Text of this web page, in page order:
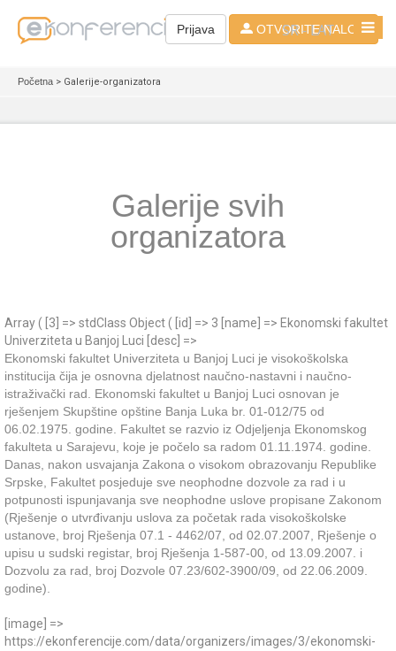
Prijava OTVORITE NALOG
SR - LAT
Početna > Galerije-organizatora
Galerije svih
organizatora
Array ( [3] => stdClass Object ( [id] => 3 [name] => Ekonomski fakultet
Univerziteta u Banjoj Luci [desc] =>
Ekonomski fakultet Univerziteta u Banjoj Luci je visokoškolska
institucija čija je osnovna djelatnost naučno-nastavni i naučno-
istraživački rad. Ekonomski fakultet u Banjoj Luci osnovan je
rješenjem Skupštine opštine Banja Luka br. 01-012/75 od
06.02.1975. godine. Fakultet se razvio iz Odjeljenja Ekonomskog
fakulteta u Sarajevu, koje je počelo sa radom 01.11.1974. godine.
Danas, nakon usvajanja Zakona o visokom obrazovanju Republike
Srpske, Fakultet posjeduje sve neophodne dozvole za rad i u
potpunosti ispunjavanja sve neophodne uslove propisane Zakonom
(Rješenje o utvrđivanju uslova za početak rada visokoškolske
ustanove, broj Rješenja 07.1 - 4462/07, od 02.07.2007, Rješenje o
upisu u sudski registar, broj Rješenja 1-587-00, od 13.09.2007. i
Dozvolu za rad, broj Dozvole 07.23/602-3900/09, od 22.06.2009.
godine).
[image] =>
https://ekonferencije.com/data/organizers/images/3/ekonomski-